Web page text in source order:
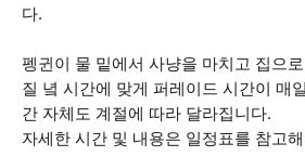
다.
펭귄이 물 밑에서 사냥을 마치고 집으
질 녘 시간에 맞게 퍼레이드 시간이 매
간 자체도 계절에 따라 달라집니다.
자세한 시간 및 내용은 일정표를 참고